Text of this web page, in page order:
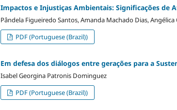
Impactos e Injustiças Ambientais: Significações de
Pândela Figueiredo Santos, Amanda Machado Dias,
PDF (Portuguese (Brazil))
Em defesa dos diálogos entre gerações para a
Isabel Georgina Patronis Dominguez
PDF (Portuguese (Brazil))